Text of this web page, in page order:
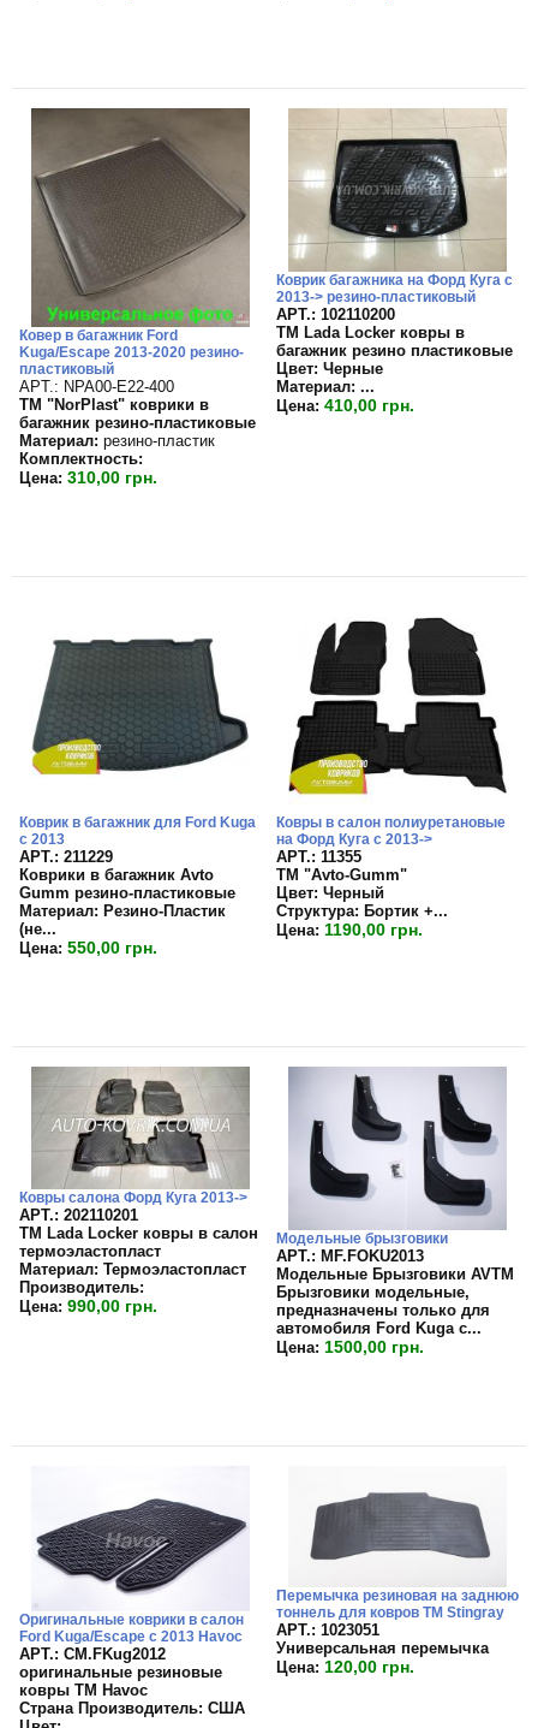
Ковер в багажник Ford
Kuga/Escape 2013-2020 резино-
пластиковый
APT.: NPA00-E22-400
TM "NorPlast" коврики в
багажник резино-пластиковые
Материал: резино-пластик
Комплектность:
Цена: 310,00 грн.
Коврик багажника на Форд Куга с
2013-> резино-пластиковый
APT.: 102110200
TM Lada Locker ковры в
багажник резино пластиковые
Цвет: Черные
Материал: ...
Цена: 410,00 грн.
Коврик в багажник для Ford Kuga
с 2013
APT.: 211229
Коврики в багажник Avto
Gumm резино-пластиковые
Материал: Резино-Пластик
(не...
Цена: 550,00 грн.
Ковры в салон полиуретановые
на Форд Куга с 2013->
APT.: 11355
TM "Avto-Gumm"
Цвет: Черный
Структура: Бортик +...
Цена: 1190,00 грн.
Ковры салона Форд Куга 2013->
APT.: 202110201
TM Lada Locker ковры в салон
термоэластопласт
Материал: Термоэластопласт
Производитель:
Цена: 990,00 грн.
Модельные брызговики
APT.: MF.FOKU2013
Модельные Брызговики AVTM
Брызговики модельные,
предназначены только для
автомобиля Ford Kuga c...
Цена: 1500,00 грн.
Оригинальные коврики в салон
Ford Kuga/Escape с 2013 Havoc
APT.: CM.FKug2012
оригинальные резиновые
ковры TM Havoc
Страна Производитель: США
Перемычка резиновая на заднюю
тоннель для ковров TM Stingray
APT.: 1023051
Универсальная перемычка
Цена: 120,00 грн.